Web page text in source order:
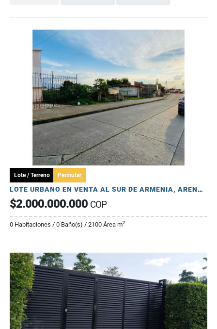
Lote / Terreno Permutar
LOTE URBANO EN VENTA AL SUR DE ARMENIA, ARENALES – USO INDUSTRIAL
$2.000.000.000 COP
0 Habitaciones / 0 Baño(s) / 2100 Área m2